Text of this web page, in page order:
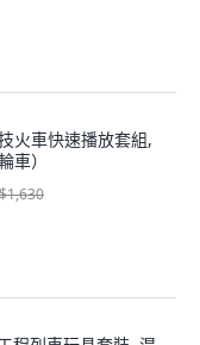
火車快速播放套組,
車）
$1,630